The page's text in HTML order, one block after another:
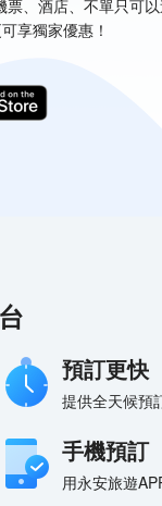
、酒店、不單只可
享獨家優惠！
預訂更快
提供全天候預
手機預訂
用永安旅遊